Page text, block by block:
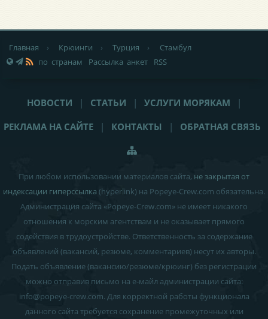
Главная › Крюинги › Турция ›
Стамбул
по странам
Рассылка анкет RSS
НОВОСТИ | СТАТЬИ | УСЛУГИ МОРЯКАМ
|
РЕКЛАМА НА САЙТЕ
| КОНТАКТЫ | ОБРАТНАЯ СВЯЗЬ
При любом использовании материалов сайта, не закрытая от
индексации гиперссылка (hyperlink) на Popeye-Crew.com обязательна.
Администрация сайта «Popeye-Crew.com» не имеет никакого
отношения к морским агентствам и не оказывает прямого
содействия в трудоустройстве. Ответственность за содержание
объявлений (вакансий, резюме, комментариев) несут их авторы.
Подать объявление (вакансию/резюме/крюинг) без регистрации
можно отправив письмо на е-майл администрации сайта:
info@popeye-crew.com. Для корректной работы функционала
данного сайта требуется сохранение промежуточных или